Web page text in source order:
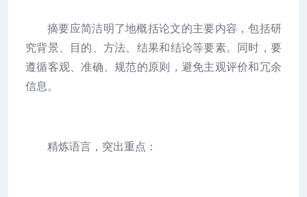
摘要应简洁明了地概括论文的主要内容，包括研
究背景、目的、方法、结果和结论等要素。同时，要
遵循客观、准确、规范的原则，避免主观评价和冗余
信息。
精炼语言，突出重点：